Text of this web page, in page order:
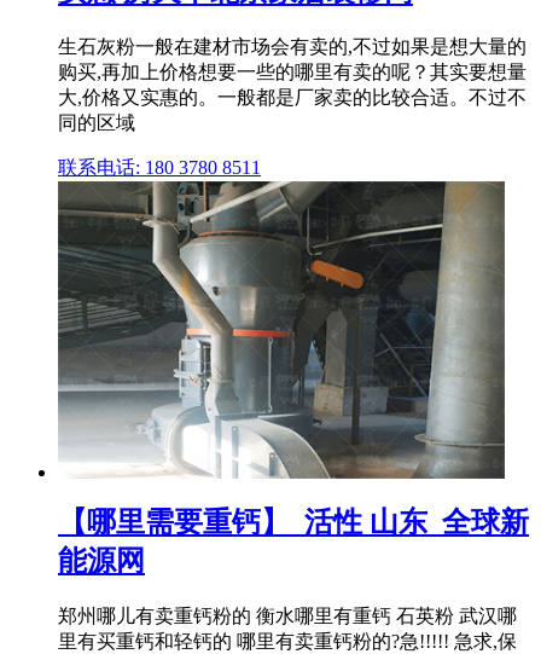
生石灰粉一般在建材市场会有卖的,不过如果是想大量的
购买,再加上价格想要一些的哪里有卖的呢？其实要想量
大,价格又实惠的。一般都是厂家卖的比较合适。不过不
同的区域
联系电话: 180 3780 8511
【哪里需要重钙】_活性 山东_全球新
能源网
郑州哪儿有卖重钙粉的 衡水哪里有重钙 石英粉 武汉哪
里有买重钙和轻钙的 哪里有卖重钙粉的?急!!!!! 急求,保